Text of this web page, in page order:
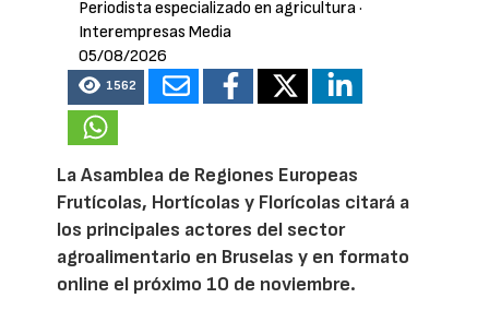
Periodista especializado en agricultura·
Interempresas Media
05/08/2026
1562
La Asamblea de Regiones Europeas
Frutícolas, Hortícolas y Florícolas citará a
los principales actores del sector
agroalimentario en Bruselas y en formato
online el próximo 10 de noviembre.